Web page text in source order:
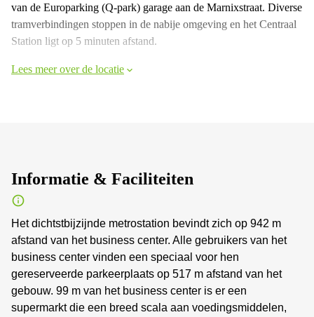
van de Europarking (Q-park) garage aan de Marnixstraat. Diverse
tramverbindingen stoppen in de nabije omgeving en het Centraal
Station ligt op 5 minuten afstand.
Lees meer over de locatie
Informatie & Faciliteiten
Het dichtstbijzijnde metrostation bevindt zich op 942 m
afstand van het business center. Alle gebruikers van het
business center vinden een speciaal voor hen
gereserveerde parkeerplaats op 517 m afstand van het
gebouw. 99 m van het business center is er een
supermarkt die een breed scala aan voedingsmiddelen,